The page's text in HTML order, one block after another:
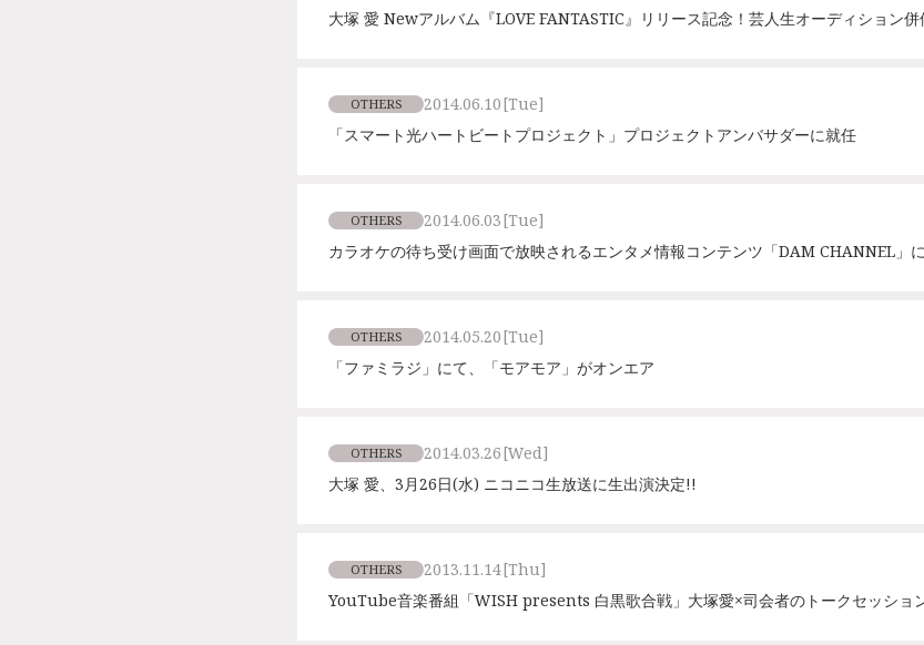
大塚 愛 Newアルバム『LOVE FANTASTIC』リリース記念！芸人生オーディション併
OTHERS 2014.06.10[Tue]
「スマート光ハートビートプロジェクト」プロジェクトアンバサダーに就任
OTHERS 2014.06.03[Tue]
カラオケの待ち受け画面で放映されるエンタメ情報コンテンツ「DAM CHANNEL」
OTHERS 2014.05.20[Tue]
「ファミラジ」にて、「モアモア」がオンエア
OTHERS 2014.03.26[Wed]
大塚 愛、3月26日(水) ニコニコ生放送に生出演決定!!
OTHERS 2013.11.14[Thu]
YouTube音楽番組「WISH presents 白黒歌合戦」大塚愛×司会者のトークセッショ